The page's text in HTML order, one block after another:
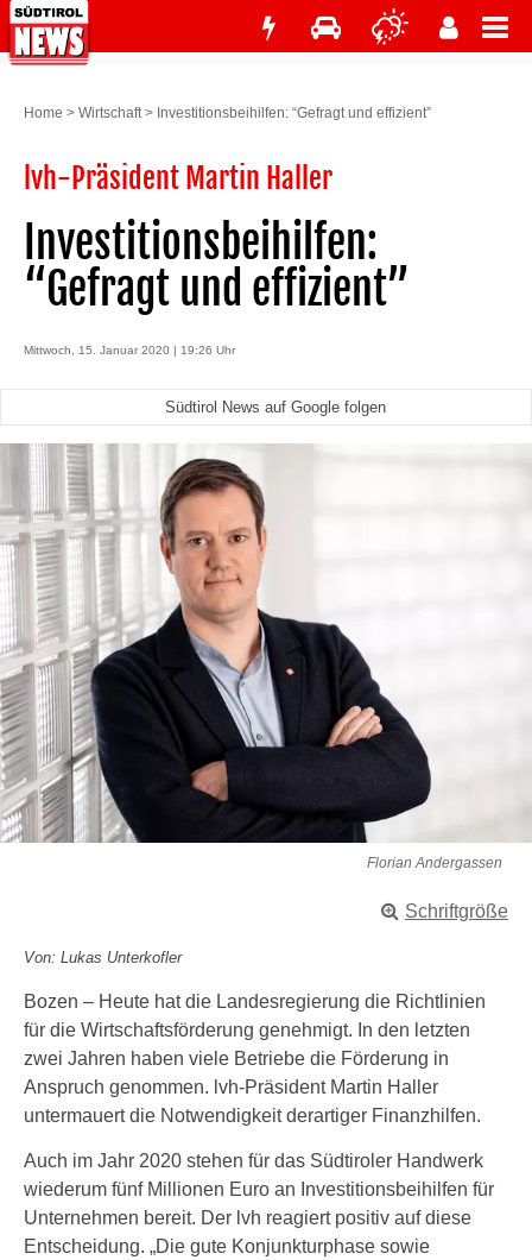
Home > Wirtschaft> Investitionsbeihilfen: “Gefragt und effizient”
lvh-Präsident Martin Haller
Investitionsbeihilfen:
“Gefragt und effizient”
Mittwoch, 15. Januar 2020 | 19:26 Uhr
Südtirol News auf Google folgen
Florian Andergassen
Schriftgröße
Von: Lukas Unterkofler
Bozen – Heute hat die Landesregierung die Richtlinien
für die Wirtschaftsförderung genehmigt. In den letzten
zwei Jahren haben viele Betriebe die Förderung in
Anspruch genommen. lvh-Präsident Martin Haller
untermauert die Notwendigkeit derartiger Finanzhilfen.
Auch im Jahr 2020 stehen für das Südtiroler Handwerk
wiederum fünf Millionen Euro an Investitionsbeihilfen für
Unternehmen bereit. Der lvh reagiert positiv auf diese
Entscheidung. „Die gute Konjunkturphase sowie